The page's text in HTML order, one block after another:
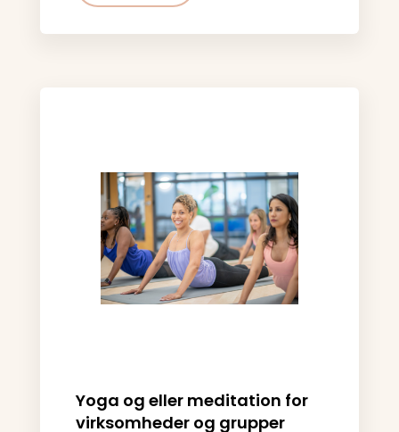
Yoga og eller meditation for
virksomheder og grupper